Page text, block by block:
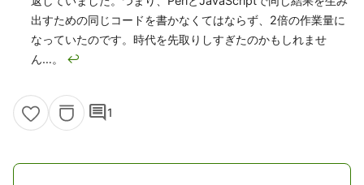
出すための同じコードを書かなくてはならず、2倍の作業量に
なっていたのです。時代を先取りしすぎたのかもしれませ
ん…。 ↩
comment1